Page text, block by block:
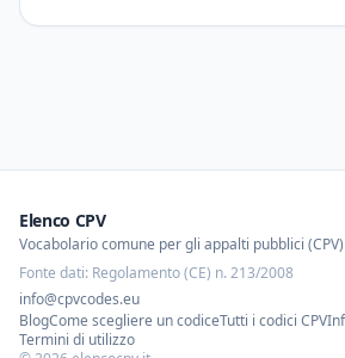
Elenco CPV
Vocabolario comune per gli appalti pubblici (CPV)
Fonte dati: Regolamento (CE) n. 213/2008
info@cpvcodes.eu
BlogCome scegliere un codiceTutti i codici CPV
Termini di utilizzo